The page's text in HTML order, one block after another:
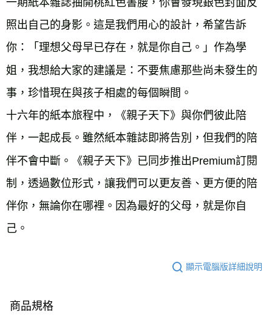
一期紙本雜誌抽開桃紅色書腰，你會發現銀色封面反
照出自己的身影。這是我們用心的設計，希望告訴
你：「理想父母早已存在，就是你自己。」作為學
姐，我想給大家的建議是：不要焦慮那些尚未發生的
事，珍惜現在與孩子相處的每個瞬間。
十六年的紙本旅程中，《親子天下》與你們彼此陪
伴，一起成長。雖然紙本雜誌即將告別，但我們的陪
伴不會中斷。《親子天下》已同步推出Premium訂閱
制，透過數位形式，讓我們可以更友善、更方便的陪
伴你，無論你在哪裡。因為最好的父母，就是你自
己。
顯示電腦版詳細說明
商品規格